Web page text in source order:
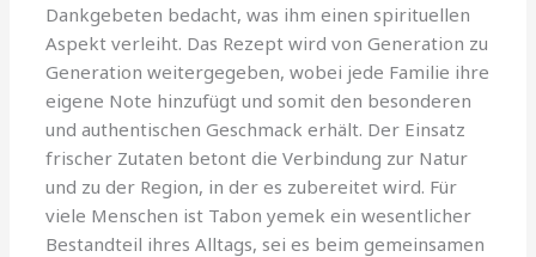
Dankgebeten bedacht, was ihm einen spirituellen
Aspekt verleiht. Das Rezept wird von Generation zu
Generation weitergegeben, wobei jede Familie ihre
eigene Note hinzufügt und somit den besonderen
und authentischen Geschmack erhält. Der Einsatz
frischer Zutaten betont die Verbindung zur Natur
und zu der Region, in der es zubereitet wird. Für
viele Menschen ist Tabon yemek ein wesentlicher
Bestandteil ihres Alltags, sei es beim gemeinsamen